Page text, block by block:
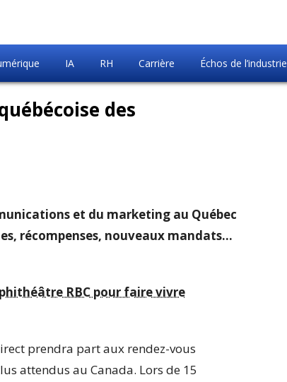
IA RH Carrière Échos de l’industrie
des
et du marketing au Québec
récompenses, nouveaux mandats…
RBC pour faire vivre
prendra part aux rendez-vous
attendus au Canada. Lors de 15